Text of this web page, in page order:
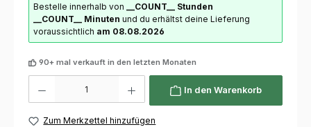
Bestelle innerhalb von
__COUNT__ Stunden
__COUNT__ Minuten und du erhältst deine Lieferung
voraussichtlich am 08.08.2026
90+ mal verkauft in den letzten Monaten
In den Warenkorb
Zum Merkzettel hinzufügen